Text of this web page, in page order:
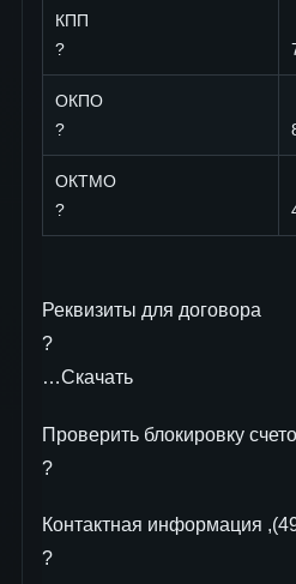
КПП
?
ОКПО
?
ОКТМО
?
Реквизиты для договора
?
…Скачать
Проверить блокировку
?
Контактная информация
?